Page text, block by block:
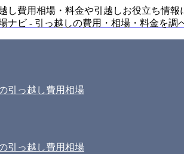
し費用相場・料金や引越しお役立ち情報
引っ越し費用相場
引っ越し費用相場